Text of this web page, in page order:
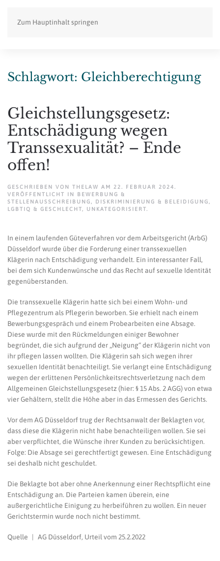
Zum Hauptinhalt springen
Schlagwort: Gleichberechtigung
Gleichstellungsgesetz:
Entschädigung wegen
Transsexualität? – Ende
offen!
GESCHRIEBEN VON THELAW AM 22. FEBRUAR 2024 .
VERÖFFENTLICHT IN BEWERBUNG &
STELLENAUSSCHREIBUNG , DISKRIMINIERUNG & BELEIDIGUNG ,
LGBTIQ & GESCHLECHT, UNKATEGORISIERT.
In einem laufenden Güteverfahren vor dem Arbeitsgericht (ArbG)
Düsseldorf wurde über die Forderung einer transsexuellen
Klägerin nach Entschädigung verhandelt. Ein interessanter Fall,
bei dem sich Kundenwünsche und das Recht auf sexuelle Identität
gegenüberstanden.
Die transsexuelle Klägerin hatte sich bei einem Wohn- und
Pflegezentrum als Pflegerin beworben. Sie erhielt nach einem
Bewerbungsgespräch und einem Probearbeiten eine Absage.
Diese wurde mit den Rückmeldungen einiger Bewohner
begründet, die sich aufgrund der „Neigung“ der Klägerin nicht von
ihr pflegen lassen wollten. Die Klägerin sah sich wegen ihrer
sexuellen Identität benachteiligt. Sie verlangt eine Entschädigung
wegen der erlittenen Persönlichkeitsrechtsverletzung nach dem
Allgemeinen Gleichstellungsgesetz (hier: § 15 Abs. 2 AGG) von etwa
vier Gehältern, stellt die Höhe aber in das Ermessen des Gerichts.
Vor dem AG Düsseldorf trug der Rechtsanwalt der Beklagten vor,
dass diese die Klägerin nicht habe benachteiligen wollen. Sie sei
aber verpflichtet, die Wünsche ihrer Kunden zu berücksichtigen.
Folge: Die Absage sei gerechtfertigt gewesen. Eine Entschädigung
sei deshalb nicht geschuldet.
Die Beklagte bot aber ohne Anerkennung einer Rechtspflicht eine
Entschädigung an. Die Parteien kamen überein, eine
außergerichtliche Einigung zu herbeiführen zu wollen. Ein neuer
Gerichtstermin wurde noch nicht bestimmt.
Quelle | AG Düsseldorf, Urteil vom 25.2.2022